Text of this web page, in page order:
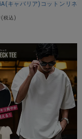
ャツ/全9色
キャバリア)コットンリネ
(税込)